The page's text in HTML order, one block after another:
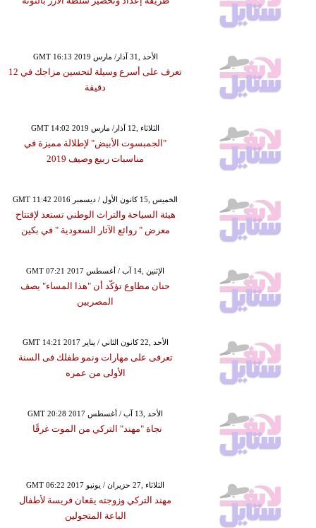
GMT 16:13 2019 الأحد ,31 آذار/ مارس
تعرف على أسرع وسيلة لتحسين مزاجك في 12
دقيقة
GMT 14:02 2019 الثلاثاء ,12 آذار/ مارس
"الجمبسوت الأبيض" لإطلالة مميزة في
مناسبات ربيع وصيف 2019
GMT 11:42 2016 الخميس ,15 كانون الأول / ديسمبر
هيئة السياحة والتراث الوطني تستعد لإفتتاح
معرض " روائع الآثار السعودية " في بكين
GMT 07:21 2017 الإثنين ,14 آب / أغسطس
حنان مطاوع تؤكّد أن "هذا المساء" يصف
المصريين
GMT 14:21 2017 الأحد ,22 كانون الثاني / يناير
تعرفى على مهارات ونمو طفلك فى السنة
الأولى من عمره
GMT 20:28 2017 الأحد ,13 آب / أغسطس
نجاة "مهند" التركي من الموت غرقًا
GMT 06:22 2017 الثلاثاء ,27 حزيران / يونيو
مهند التركي وزوجته يقعان فريسة لأطفال
الباعة المتجولين